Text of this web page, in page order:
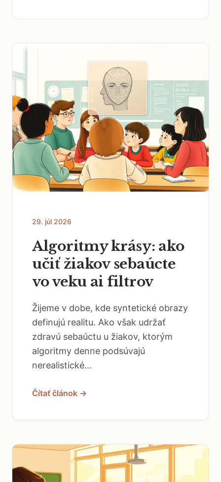
29. júl 2026
Algoritmy krásy: ako
učiť žiakov sebaúcte
vo veku ai filtrov
Žijeme v dobe, kde syntetické obrazy
definujú realitu. Ako však udržať
zdravú sebaúctu u žiakov, ktorým
algoritmy denne podsúvajú
nerealistické...
Čítať článok →